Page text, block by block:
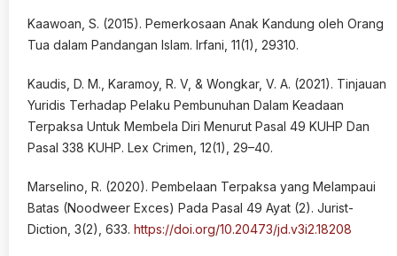
Kaawoan, S. (2015). Pemerkosaan Anak Kandung oleh Orang
Tua dalam Pandangan Islam. Irfani, 11(1), 29310.
Kaudis, D. M., Karamoy, R. V, & Wongkar, V. A. (2021). Tinjauan
Yuridis Terhadap Pelaku Pembunuhan Dalam Keadaan
Terpaksa Untuk Membela Diri Menurut Pasal 49 KUHP Dan
Pasal 338 KUHP. Lex Crimen, 12(1), 29–40.
Marselino, R. (2020). Pembelaan Terpaksa yang Melampaui
Batas (Noodweer Exces) Pada Pasal 49 Ayat (2). Jurist-
Diction, 3(2), 633. https://doi.org/10.20473/jd.v3i2.18208